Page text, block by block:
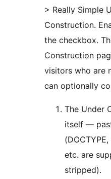
> Really Simple
Construction.
the checkbox.
Construction
visitors who are
can optionally
The Under
itself —
etc. are
stripped).